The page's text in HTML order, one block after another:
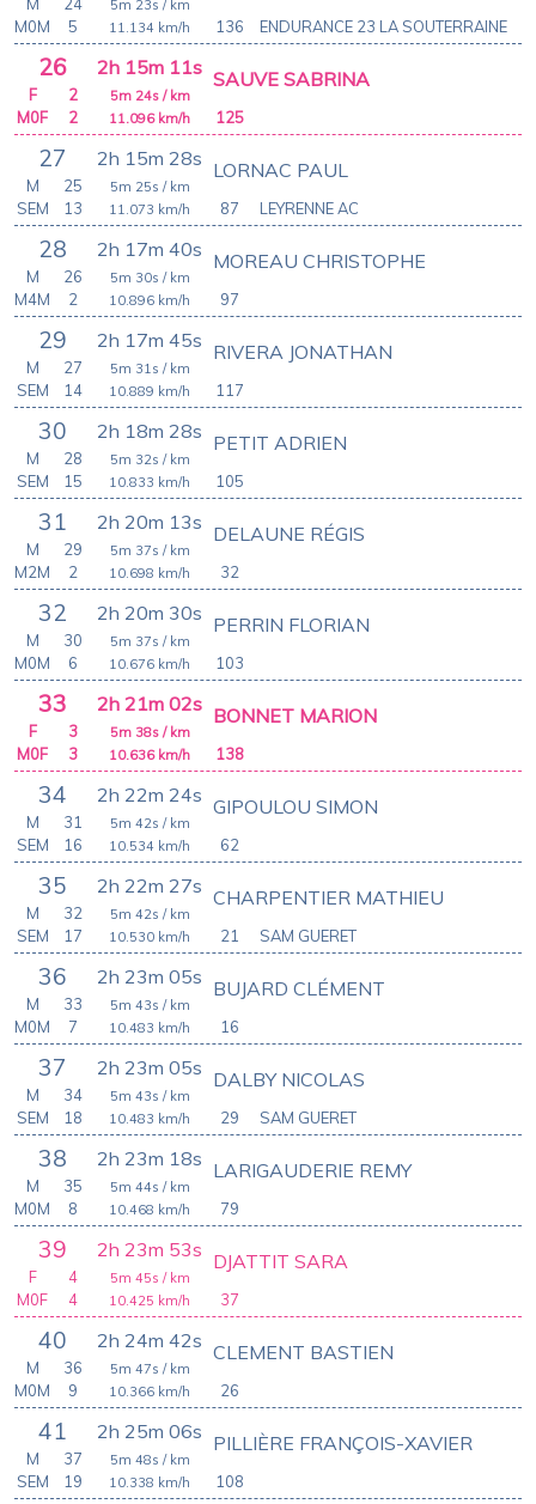
136
5m 23s / km
11.134 km/h
M0M
5 ENDURANCE 23 LA SOUTERRAINE
26 2h 15m 11s
125
SAUVE SABRINA
5m 24s / km
11.096 km/h
F
2
M0F
2
27 2h 15m 28s
87
LORNAC PAUL
5m 25s / km
11.073 km/h
M
25
SEM
13 LEYRENNE AC
28 2h 17m 40s
97
MOREAU CHRISTOPHE
5m 30s / km
10.896 km/h
M
26
M4M
2
29 2h 17m 45s
117
RIVERA JONATHAN
5m 31s / km
10.889 km/h
M
27
SEM
14
30 2h 18m 28s
105
PETIT ADRIEN
5m 32s / km
10.833 km/h
M
28
SEM
15
31 2h 20m 13s
32
DELAUNE RÉGIS
5m 37s / km
10.698 km/h
M
29
M2M
2
32 2h 20m 30s
103
PERRIN FLORIAN
5m 37s / km
10.676 km/h
M
30
M0M
6
33 2h 21m 02s
138
BONNET MARION
5m 38s / km
10.636 km/h
F
3
M0F
3
34 2h 22m 24s
62
GIPOULOU SIMON
5m 42s / km
10.534 km/h
M
31
SEM
16
35 2h 22m 27s
21
CHARPENTIER MATHIEU
5m 42s / km
10.530 km/h
M
32
SEM
17 SAM GUERET
36 2h 23m 05s
16
BUJARD CLÉMENT
5m 43s / km
10.483 km/h
M
33
M0M
7
37 2h 23m 05s
29
DALBY NICOLAS
5m 43s / km
10.483 km/h
M
34
SEM
18 SAM GUERET
38 2h 23m 18s
79
LARIGAUDERIE REMY
5m 44s / km
10.468 km/h
M
35
M0M
8
39 2h 23m 53s
37
DJATTIT SARA
5m 45s / km
10.425 km/h
F
4
M0F
4
40 2h 24m 42s
26
CLEMENT BASTIEN
5m 47s / km
10.366 km/h
M
36
M0M
9
41 2h 25m 06s
108
PILLIÈRE FRANÇOIS-XAVIER
5m 48s / km
10.338 km/h
M
37
SEM
19